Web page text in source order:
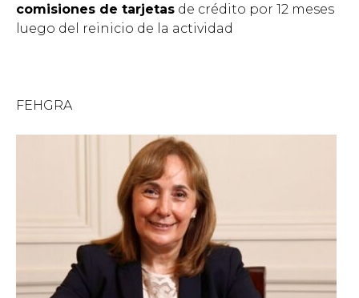
comisiones de tarjetas de crédito por 12 meses
luego del reinicio de la actividad
FEHGRA